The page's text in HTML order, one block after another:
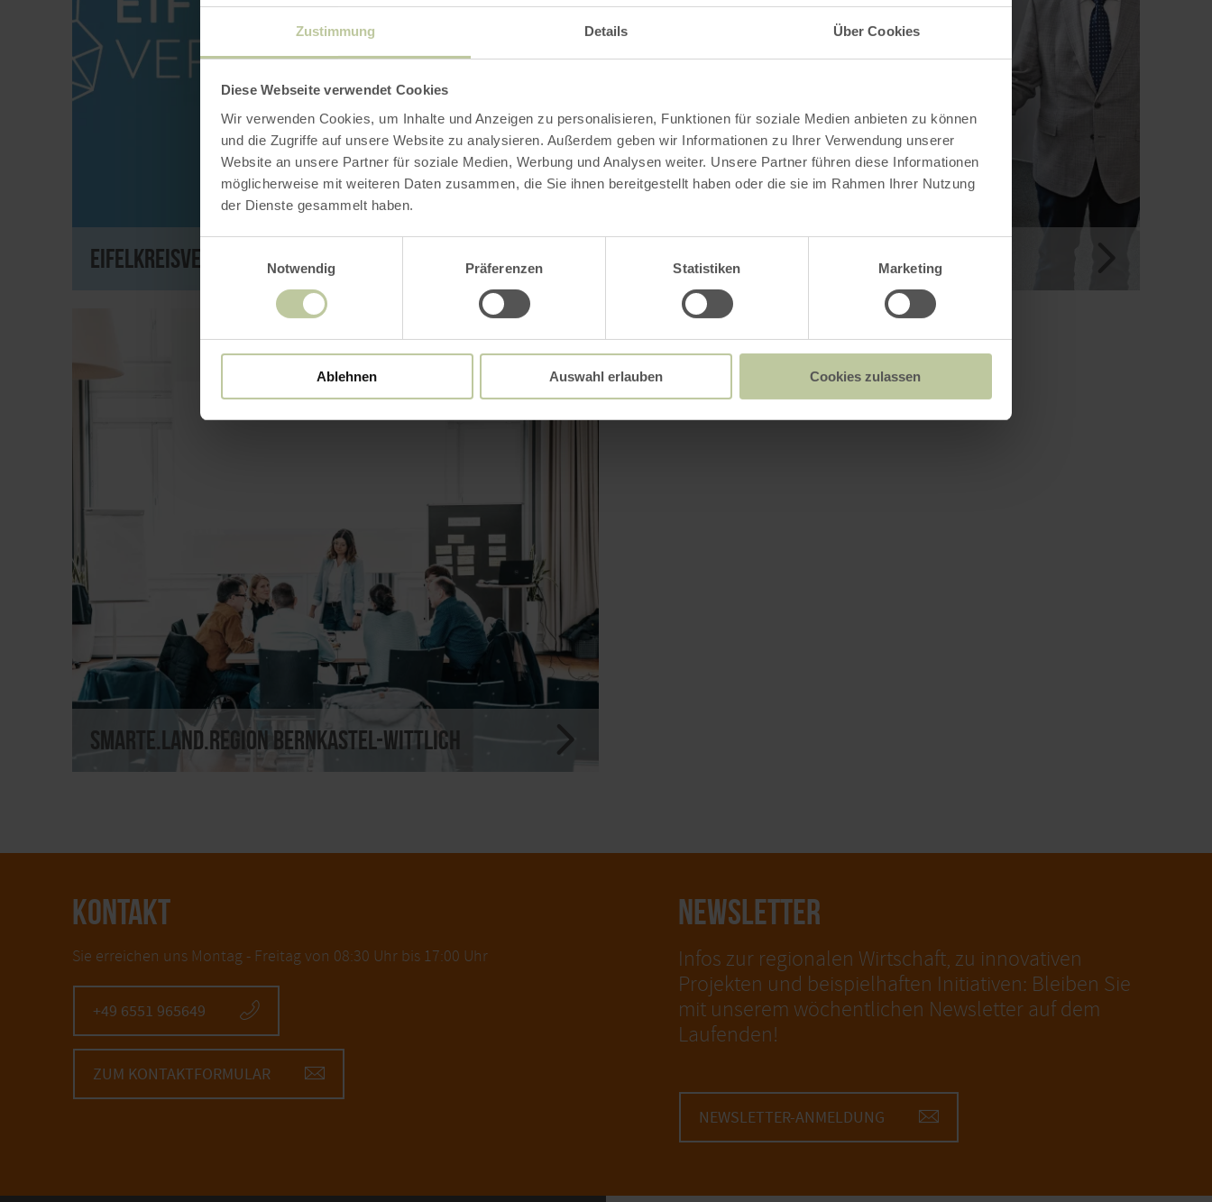
Zustimmung Details Über Cookies
Diese Webseite verwendet Cookies
Wir verwenden Cookies, um Inhalte und Anzeigen zu personalisieren, Funktionen für soziale Medien anbieten zu können
und die Zugriffe auf unsere Website zu analysieren. Außerdem geben wir Informationen zu Ihrer Verwendung unserer
Website an unsere Partner für soziale Medien, Werbung und Analysen weiter. Unsere Partner führen diese Informationen
möglicherweise mit weiteren Daten zusammen, die Sie ihnen bereitgestellt haben oder die sie im Rahmen Ihrer Nutzung
der Dienste gesammelt haben.
Einwilligungsauswahl
Notwendig
Präferenzen Statistiken Marketing
Ablehnen Auswahl erlauben Cookies zulassen
Eifelkreisverbindet Smarte Region MYK 10
Smarte.Land.Region Bernkastel-Wittlich
KONTAKT
Sie erreichen uns Montag - Freitag von 08:30 Uhr bis 17:00 Uhr
+49 6551 965649
ZUM KONTAKTFORMULAR
NEWSLETTER
Infos zur regionalen Wirtschaft, zu innovativen
Projekten und beispielhaften Initiativen: Bleiben Sie
mit unserem wöchentlichen Newsletter auf dem
Laufenden!
NEWSLETTER-ANMELDUNG